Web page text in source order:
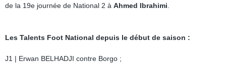
de la 19e journée de National 2 à Ahmed Ibrahimi
Les Talents Foot National depuis le début de saison :
J1 | Erwan BELHADJI contre Borgo ;